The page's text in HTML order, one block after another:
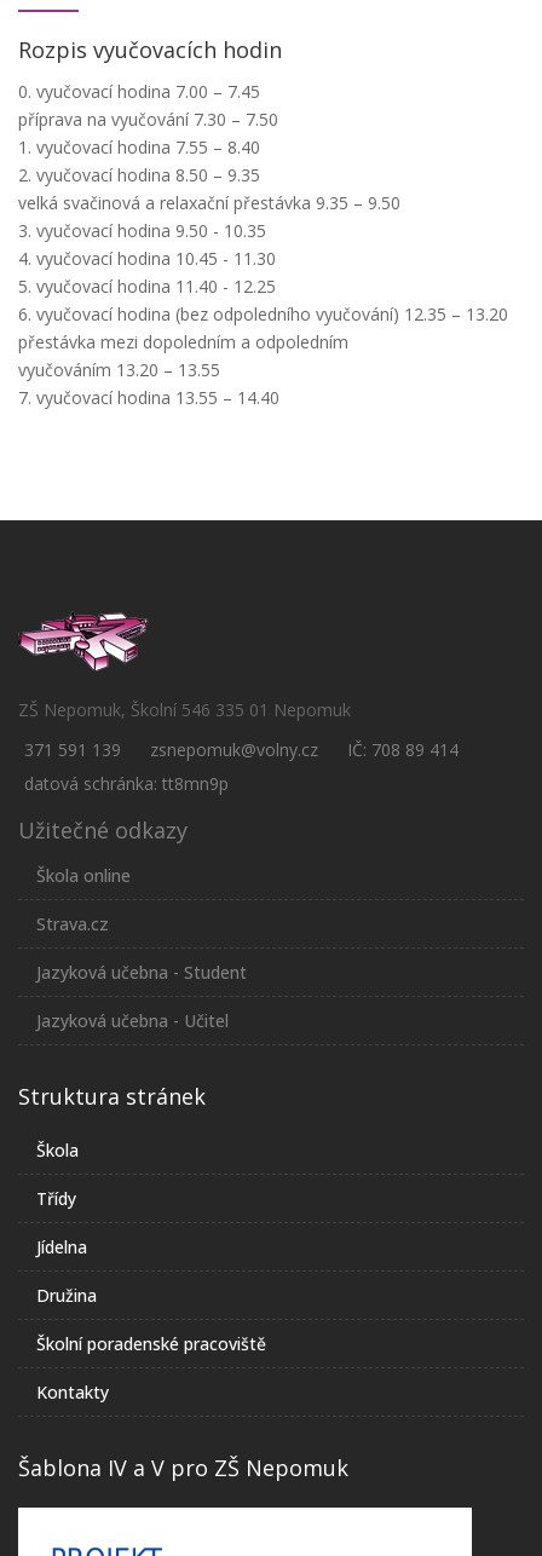
Rozpis vyučovacích hodin
0. vyučovací hodina 7.00 – 7.45
příprava na vyučování 7.30 – 7.50
1. vyučovací hodina 7.55 – 8.40
2. vyučovací hodina 8.50 – 9.35
velká svačinová a relaxační přestávka 9.35 – 9.50
3. vyučovací hodina 9.50 - 10.35
4. vyučovací hodina 10.45 - 11.30
5. vyučovací hodina 11.40 - 12.25
6. vyučovací hodina (bez odpoledního vyučování) 12.35 – 13.20
přestávka mezi dopoledním a odpoledním
vyučováním 13.20 – 13.55
7. vyučovací hodina 13.55 – 14.40
ZŠ Nepomuk, Školní 546 335 01 Nepomuk
371 591 139
zsnepomuk@volny.cz
IČ: 708 89 414
datová schránka: tt8mn9p
Užitečné odkazy
Škola online
Strava.cz
Jazyková učebna - Student
Jazyková učebna - Učitel
Struktura stránek
Škola
Třídy
Jídelna
Družina
Školní poradenské pracoviště
Kontakty
Šablona IV a V pro ZŠ Nepomuk